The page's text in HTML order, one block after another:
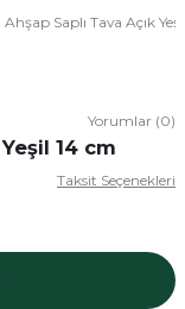
Saplı Tava Açık
Yorumlar (0)
14 cm
Taksit Seçenekleri